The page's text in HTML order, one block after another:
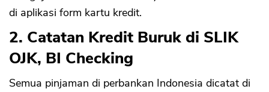
di aplikasi form kartu kredit.
2. Catatan Kredit Buruk di SLIK
OJK, BI Checking
Semua pinjaman di perbankan Indonesia dicatat di